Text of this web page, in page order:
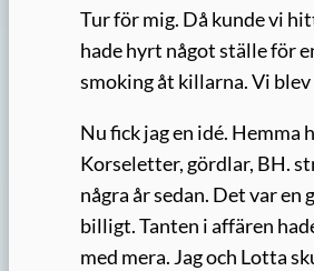
Tur för mig. Då kunde vi
hade hyrt något ställe för
smoking åt killarna. Vi
Nu fick jag en idé. Hemma
Korseletter, gördlar, BH.
några år sedan. Det var
billigt. Tanten i affären
med mera. Jag och Lotta